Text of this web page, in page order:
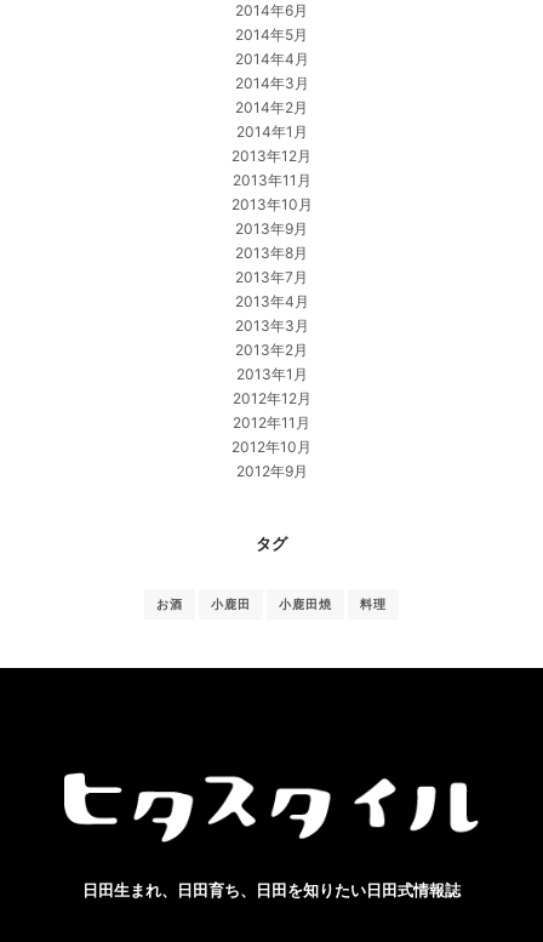
2014年6月
2014年5月
2014年4月
2014年3月
2014年2月
2014年1月
2013年12月
2013年11月
2013年10月
2013年9月
2013年8月
2013年7月
2013年4月
2013年3月
2013年2月
2013年1月
2012年12月
2012年11月
2012年10月
2012年9月
タグ
お酒 小鹿田 小鹿田焼 料理
日田生まれ、日田育ち、日田を知りたい日田式情報誌